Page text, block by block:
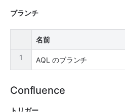
ブランチ
名前
1 AQL のブランチ
Confluence